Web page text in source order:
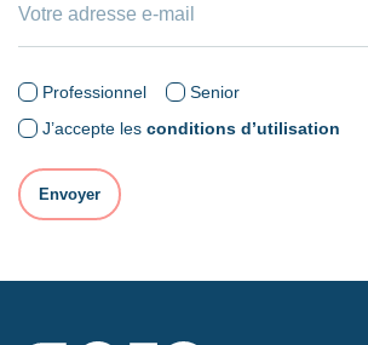
Professionnel
Senior
J’accepte les conditions d’utilisation